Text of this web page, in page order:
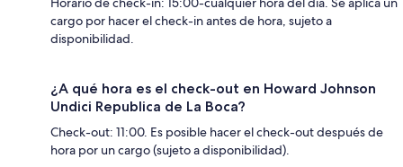
cargo por hacer el check-in antes de hora, sujeto a
disponibilidad.
¿A qué hora es el check-out en Howard Johnson
Undici Republica de La Boca?
Check-out: 11:00. Es posible hacer el check-out después de
hora por un cargo (sujeto a disponibilidad).